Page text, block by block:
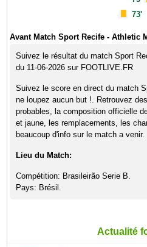
73'
Avant Match Sport Recife - Athletic
Suivez le résultat du match Sport
du 11-06-2026 sur FOOTLIVE.FR
Suivez le score en direct du match
ne loupez aucun but !. Retrouvez
probables, la composition officielle
et jaune, les remplacements, les
beaucoup d'info sur le match a venir.
Lieu du Match:
Compétition: Brasileirão Serie B.
Pays: Brésil.
Actualité